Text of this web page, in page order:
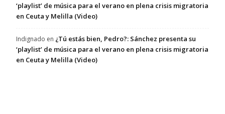
‘playlist’ de música para el verano en plena crisis migratoria
en Ceuta y Melilla (Video)
Indignado en ¿Tú estás bien, Pedro?: Sánchez presenta su
‘playlist’ de música para el verano en plena crisis migratoria
en Ceuta y Melilla (Video)